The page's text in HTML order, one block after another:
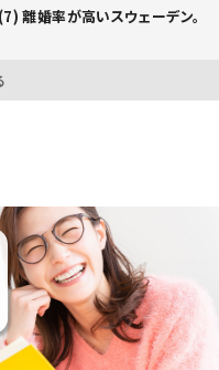
離婚率が高いスウェーデン。